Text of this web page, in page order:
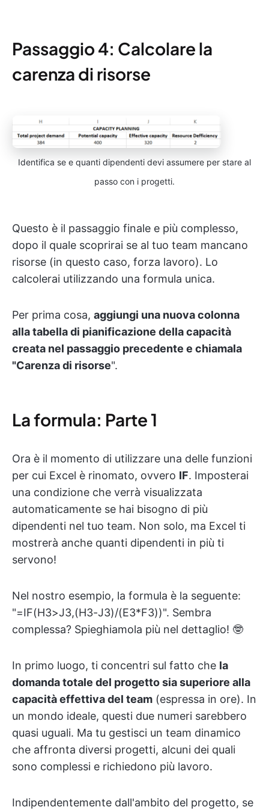
Passaggio 4: Calcolare la
carenza di risorse
Identifica se e quanti dipendenti devi assumere per stare al
passo con i progetti.
Questo è il passaggio finale e più complesso,
dopo il quale scoprirai se al tuo team mancano
risorse (in questo caso, forza lavoro). Lo
calcolerai utilizzando una formula unica.
Per prima cosa, aggiungi una nuova colonna
alla tabella di pianificazione della capacità
creata nel passaggio precedente e chiamala
"Carenza di risorse".
La formula: Parte 1
Ora è il momento di utilizzare una delle funzioni
per cui Excel è rinomato, ovvero IF. Imposterai
una condizione che verrà visualizzata
automaticamente se hai bisogno di più
dipendenti nel tuo team. Non solo, ma Excel ti
mostrerà anche quanti dipendenti in più ti
servono!
Nel nostro esempio, la formula è la seguente:
"=IF(H3>J3,(H3-J3)/(E3*F3))". Sembra
complessa? Spieghiamola più nel dettaglio! 🤓
In primo luogo, ti concentri sul fatto che la
domanda totale del progetto sia superiore alla
capacità effettiva del team (espressa in ore). In
un mondo ideale, questi due numeri sarebbero
quasi uguali. Ma tu gestisci un team dinamico
che affronta diversi progetti, alcuni dei quali
sono complessi e richiedono più lavoro.
Indipendentemente dall'ambito del progetto, se